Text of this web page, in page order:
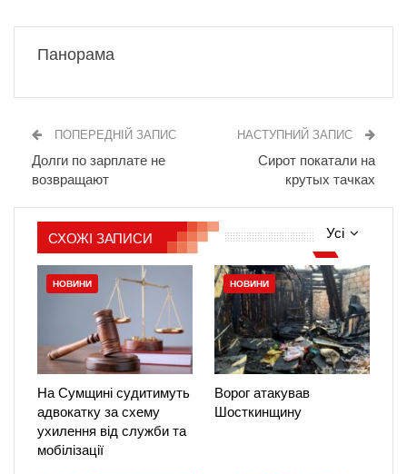
Панорама
ПОПЕРЕДНІЙ ЗАПИС
Долги по зарплате не
возвращают
НАСТУПНИЙ ЗАПИС
Сирот покатали на
крутых тачках
Усі
СХОЖІ ЗАПИСИ
НОВИНИ
На Сумщині судитимуть
адвокатку за схему
ухилення від служби та
мобілізації
НОВИНИ
Ворог атакував
Шосткинщину